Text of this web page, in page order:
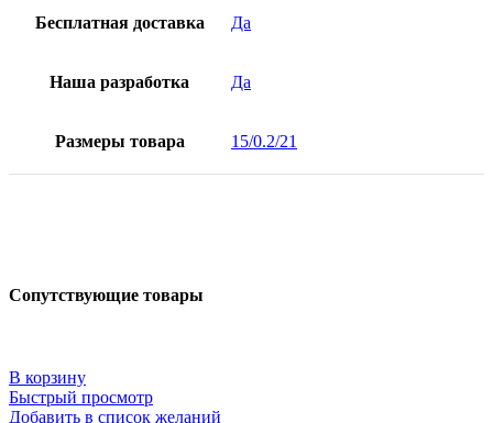
Бесплатная доставка Да
Наша разработка Да
Размеры товара 15/0.2/21
Сопутствующие товары
В корзину
Быстрый просмотр
Добавить в список желаний